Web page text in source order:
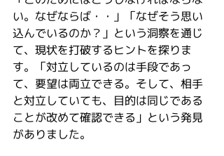
い。なぜならば・・」「なぜそう思い
込んでいるのか？」という洞察を通じ
て、現状を打破するヒントを探りま
す。「対立しているのは手段であっ
て、要望は両立できる。そして、相手
と対立していても、目的は同じである
ことが改めて確認できる」という発見
がありました。